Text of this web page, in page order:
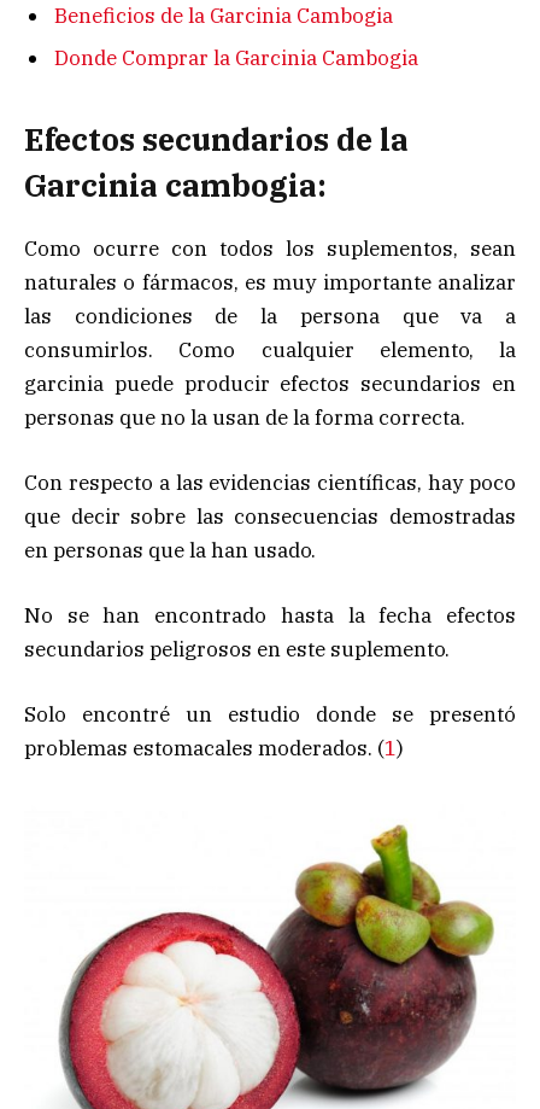
Beneficios de la Garcinia Cambogia
Donde Comprar la Garcinia Cambogia
Efectos secundarios de la
Garcinia cambogia:
Como ocurre con todos los suplementos, sean
naturales o fármacos, es muy importante analizar
las condiciones de la persona que va a
consumirlos. Como cualquier elemento, la
garcinia puede producir efectos secundarios en
personas que no la usan de la forma correcta.
Con respecto a las evidencias científicas, hay poco
que decir sobre las consecuencias demostradas
en personas que la han usado.
No se han encontrado hasta la fecha efectos
secundarios peligrosos en este suplemento.
Solo encontré un estudio donde se presentó
problemas estomacales moderados. (1)